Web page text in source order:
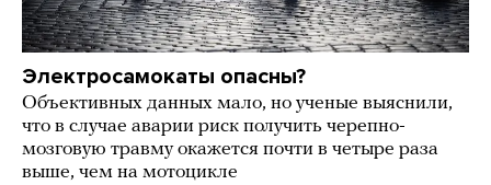
Электросамокаты опасны?
Объективных данных мало, но ученые выяснили,
что в случае аварии риск получить черепно-
мозговую травму окажется почти в четыре раза
выше, чем на мотоцикле